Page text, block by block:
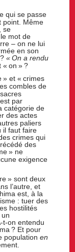
qui se passe
point. Même
se
mot de
– on ne lui
en son
?« On a rendu
« on » ?
» et « crimes
combles de
par
catégorie de
des actes
paliers
il faut faire
crimes qui
des
» ne
exigence
» sont deux
l’autre, et
est, à la
: tuer des
hostilités
t-on entendu
? Et pour
populationen